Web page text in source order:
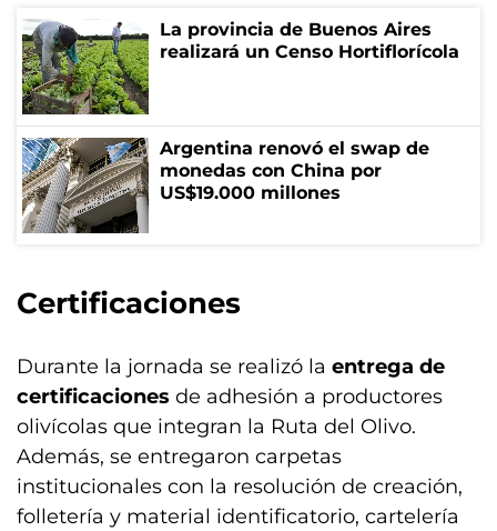
La provincia de Buenos Aires
realizará un Censo Hortiflorícola
Argentina renovó el swap de
monedas con China por
US$19.000 millones
Certificaciones
Durante la jornada se realizó la entrega de
certificaciones de adhesión a productores
olivícolas que integran la Ruta del Olivo.
Además, se entregaron carpetas
institucionales con la resolución de creación,
folletería y material identificatorio, cartelería